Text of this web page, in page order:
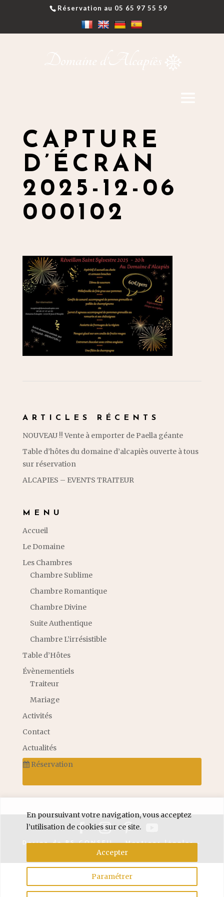
En poursuivant votre navigation, vous acceptez
l’utilisation de cookies sur ce site.
Paramétrer
Accepter
Réservation au 05 65 97 55 59
CAPTURE
D’ÉCRAN
2025-12-06
000102
ARTICLES RÉCENTS
NOUVEAU !! Vente à emporter de Paella géante
Table d’hôtes du domaine d’alcapiès ouverte à tous
sur réservation
ALCAPIES – EVENTS TRAITEUR
MENU
Accueil
Le Domaine
Les Chambres
Chambre Sublime
Chambre Romantique
Chambre Divine
Suite Authentique
Chambre L’irrésistible
Table d’Hôtes
Évènementiels
Traiteur
Mariage
Activités
Contact
Actualités
Réservation
Design deBS CONSEIL-Mentions légales-
Politique de confidentialité